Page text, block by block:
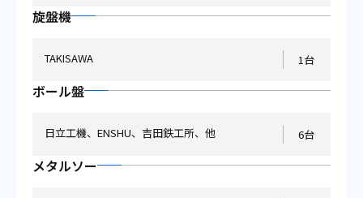
旋盤機
TAKISAWA 1台
ボール盤
日立工機、ENSHU、吉田鉄工所、他 6台
メタルソー